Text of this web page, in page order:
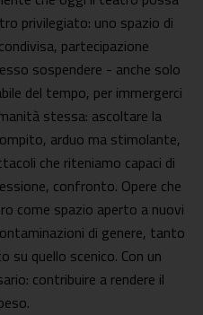
privilegiato: uno spazio di
partecipazione
sospendere - anche solo
del tempo, per immergerci
stessa: ascoltare la
arduo ma stimolante,
che riteniamo capaci di
confronto. Opere che
come spazio aperto a nuovi
di genere, tanto
su quello scenico. Con un
contribuire a rendere il